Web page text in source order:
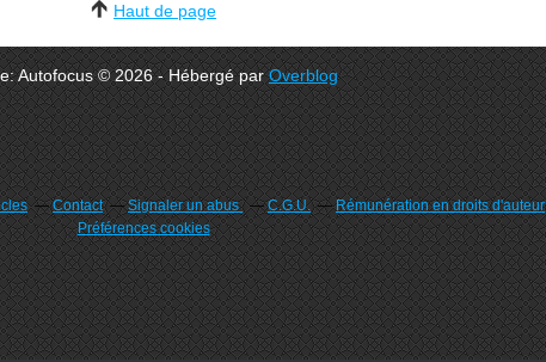
Haut de page
Autofocus © 2026 - Hébergé parOverblog
Contact Signaler un abus C.G.U. Rémunération en droits d'auteur
Préférences cookies